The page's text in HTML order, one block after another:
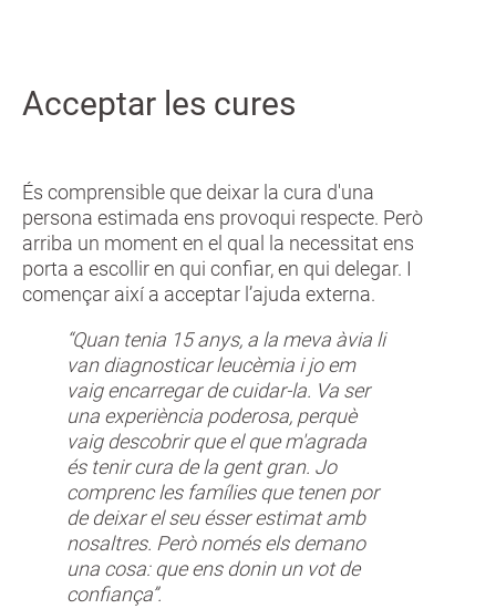
Acceptar les cures
És comprensible que deixar la cura d'una
persona estimada ens provoqui respecte. Però
arriba un moment en el qual la necessitat ens
porta a escollir en qui confiar, en qui delegar. I
començar així a acceptar l’ajuda externa.
“Quan tenia 15 anys, a la meva àvia li
van diagnosticar leucèmia i jo em
vaig encarregar de cuidar-la. Va ser
una experiència poderosa, perquè
vaig descobrir que el que m'agrada
és tenir cura de la gent gran. Jo
comprenc les famílies que tenen por
de deixar el seu ésser estimat amb
nosaltres. Però només els demano
una cosa: que ens donin un vot de
confiança”.